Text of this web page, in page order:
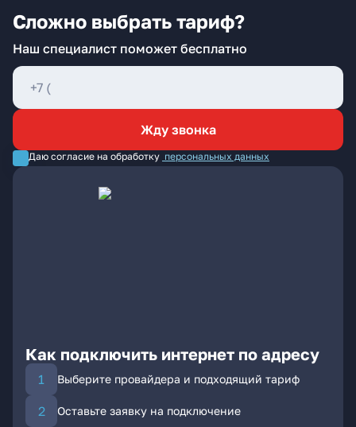
Сложно выбрать тариф?
Наш специалист поможет бесплатно
Жду звонка
Даю согласие на обработку персональных данных
Как подключить интернет по адресу
Выберите провайдера и подходящий тариф
Оставьте заявку на подключение